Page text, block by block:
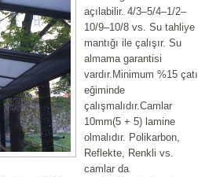
açılabilir. 4/3–5/4–1/2–
10/9–10/8 vs. Su tahliye
mantığı ile çalışır. Su
almama garantisi
vardır.Minimum %15 çatı
eğiminde
çalışmalıdır.Camlar
10mm(5 + 5) lamine
olmalıdır. Polikarbon,
Reflekte, Renkli vs.
camlar da